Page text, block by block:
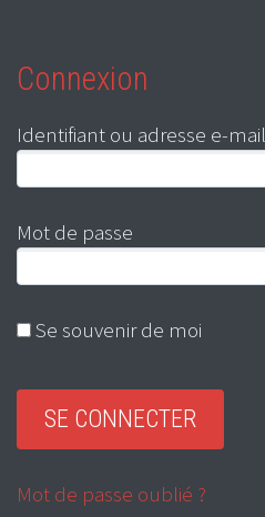
Connexion
Identifiant ou adresse e-mail
Mot de passe
Se souvenir de moi
Mot de passe oublié ?